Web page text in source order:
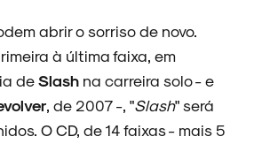
abrir o sorriso de novo.
à última faixa, em
deSlash na carreira solo - e
, de 2007 -, "Slash" será
O CD, de 14 faixas - mais 5